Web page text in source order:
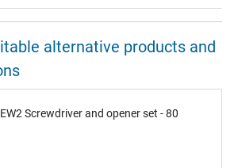
alternative products and
Screwdriver and opener set - 80